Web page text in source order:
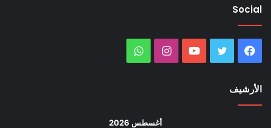
Social
فيسبوك تويتر يوتيوب انستقرام
الأرشيف
أغسطس 2026